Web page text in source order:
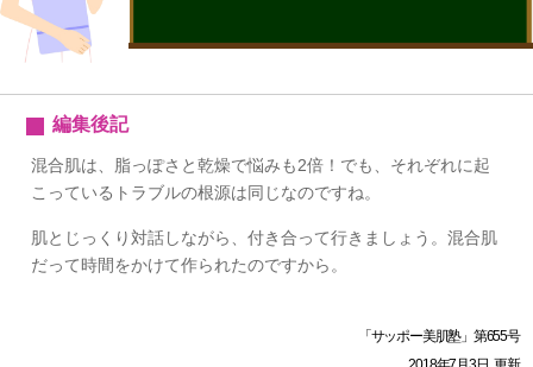
編集後記
混合肌は、脂っぽさと乾燥で悩みも2倍！でも、それぞれに起
こっているトラブルの根源は同じなのですね。
肌とじっくり対話しながら、付き合って行きましょう。混合肌
だって時間をかけて作られたのですから。
「サッポー美肌塾」第655号